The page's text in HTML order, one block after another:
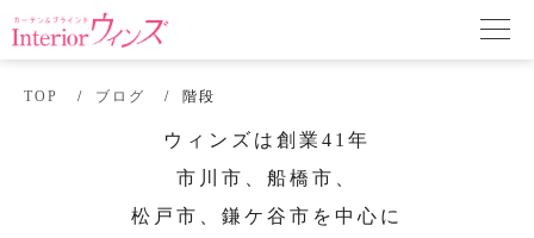
TOP ブログ 階段
ウィンズは創業41年
市川市、船橋市、
松戸市、鎌ケ谷市を中心に